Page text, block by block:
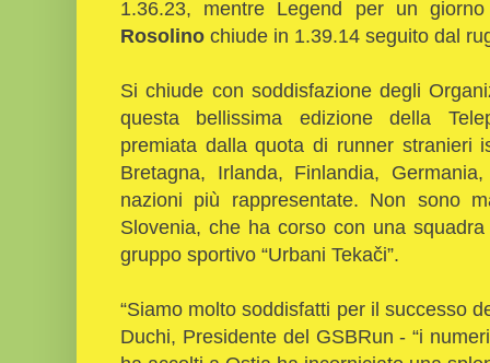
1.36.23, mentre Legend per un
Rosolino chiude in 1.39.14 seguito dal
Si chiude con soddisfazione degli
questa bellissima edizione della
premiata dalla quota di runner stranieri
Bretagna, Irlanda, Finlandia,
nazioni più rappresentate. Non sono
Slovenia, che ha corso con una
gruppo sportivo “Urbani Tekači”.
“Siamo molto soddisfatti per il successo
Duchi, Presidente del GSBRun - “i